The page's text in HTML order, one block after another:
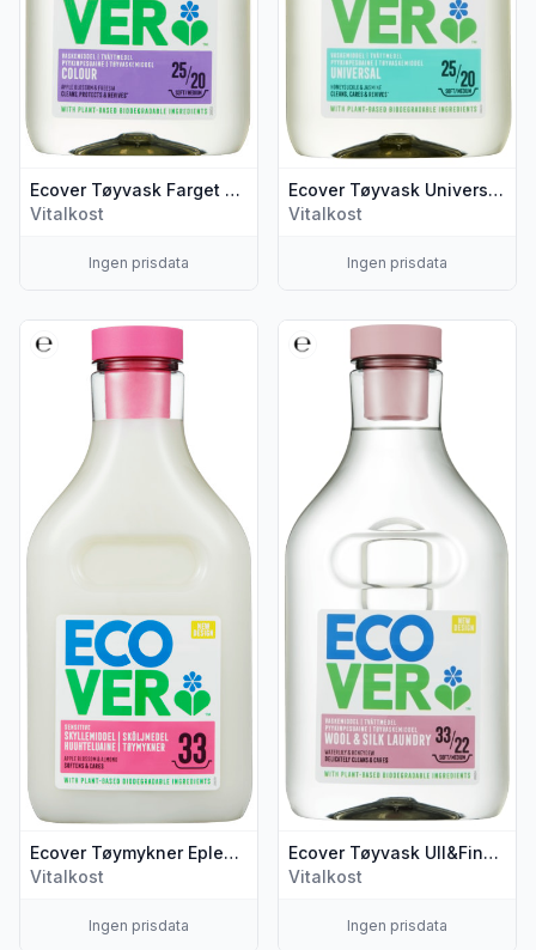
Ecover Tøyvask Farget Tøy 1l
Vitalkost
Ingen prisdata
Ecover Tøyvask Universal 1l
Vitalkost
Ingen prisdata
Ecover Tøymykner Epleblomst 1l
Vitalkost
Ingen prisdata
Vis flere detaljer for produktet "Ecover Tøymykner
Ecover Tøyvask Ull&Finvask 1l
Vitalkost
Ingen prisdata
Vis flere detaljer for